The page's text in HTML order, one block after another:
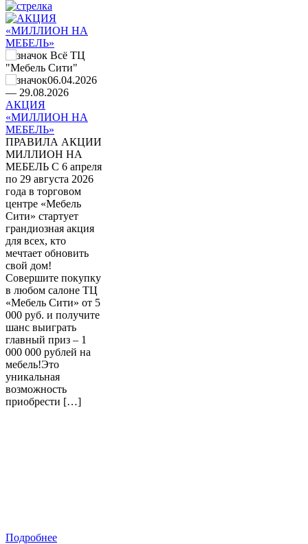
Всё ТЦ
"Мебель Сити"
06.04.2026
― 29.08.2026
АКЦИЯ
«МИЛЛИОН НА
МЕБЕЛЬ»
ПРАВИЛА АКЦИИ
МИЛЛИОН НА
МЕБЕЛЬ С 6 апреля
по 29 августа 2026
года в торговом
центре «Мебель
Сити» стартует
грандиозная акция
для всех, кто
мечтает обновить
свой дом!
Совершите покупку
в любом салоне ТЦ
«Мебель Сити» от 5
000 руб. и получите
шанс выиграть
главный приз – 1
000 000 рублей на
мебель!Это
уникальная
возможность
приобрести […]
Подробнее